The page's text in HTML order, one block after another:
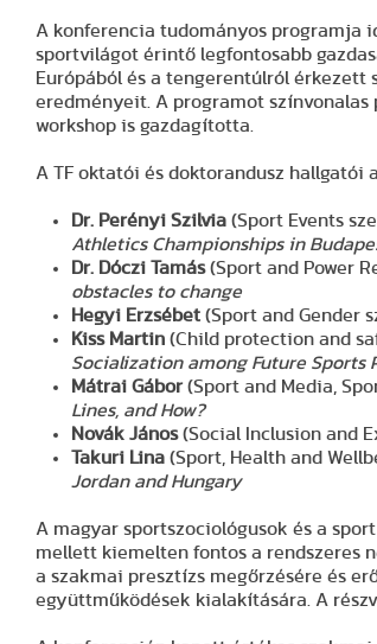
A konferencia tudományos programja
sportvilágot érintő legfontosabb
Európából és a tengerentúlról
eredményeit. A programot
workshop is gazdagította.
A TF oktatói és doktorandusz hallgatói
Dr. Perényi Szilvia (Sport Events
Athletics Championships in
Dr. Dóczi Tamás(Sport and Power
obstacles to change
Hegyi Erzsébet (Sport and Gender
Kiss Martin (Child protection and
Socialization among Future Sports
Mátrai Gábor(Sport and Media,
Lines, and How?
Novák János(Social Inclusion and
Takuri Lina (Sport, Health and
Jordan and Hungary
A magyar sportszociológusok és a
mellett kiemelten fontos a rendszeres
a szakmai presztízs megőrzésére és
együttműködések kialakítására. A